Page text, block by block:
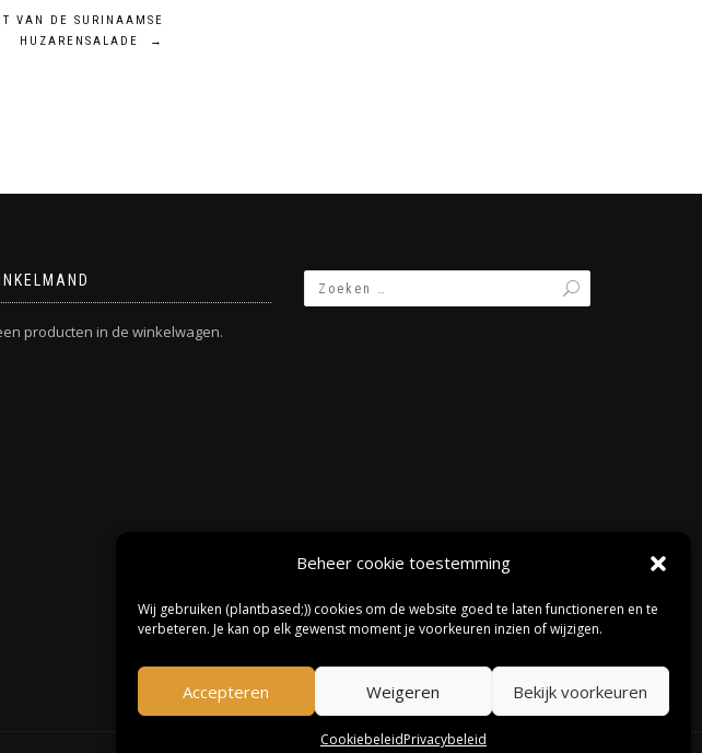
Beheer cookie toestemming
Wij gebruiken (plantbased;)) cookies om de website goed te laten functioneren en te
verbeteren. Je kan op elk gewenst moment je voorkeuren inzien of wijzigen.
Accepteren Weigeren Bekijk voorkeuren
CookiebeleidPrivacybeleid
VAN DE SURINAAMSE
HUZARENSALADE
→
producten in de winkelwagen.